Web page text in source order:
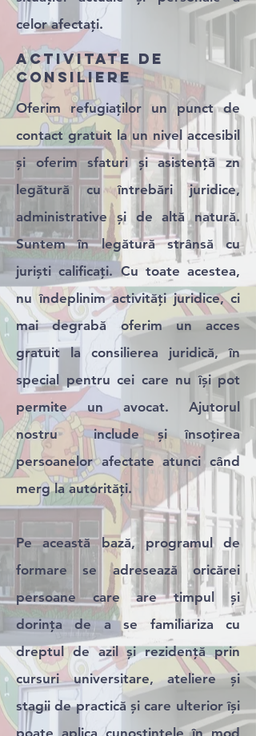
celor afectați.
ACTIVITATE DE
CONSILIERE
Oferim refugiaților un punct de
contact gratuit la un nivel accesibil
și oferim sfaturi și asistență zn
legătură cu întrebări juridice,
administrative și de altă natură.
Suntem în legătură strânsă cu
juriști calificați. Cu toate acestea,
nu îndeplinim activități juridice, ci
mai degrabă oferim un acces
gratuit la consilierea juridică, în
special pentru cei care nu își pot
permite un avocat. Ajutorul
nostru include și însoțirea
persoanelor afectate atunci când
merg la autorități.
Pe această bază, programul de
formare se adresează oricărei
persoane care are timpul și
dorința de a se familiariza cu
dreptul de azil și rezidență prin
cursuri universitare, ateliere și
stagii de practică și care ulterior își
poate aplica cunoștințele în mod